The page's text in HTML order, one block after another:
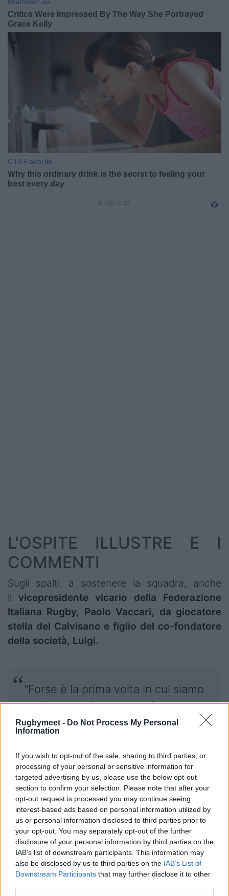
Rugbymeet - Do Not Process My Personal
Information
If you wish to opt-out of the sale, sharing to third parties, or
processing of your personal or sensitive information for
targeted advertising by us, please use the below opt-out
section to confirm your selection. Please note that after your
opt-out request is processed you may continue seeing
interest-based ads based on personal information utilized by
us or personal information disclosed to third parties prior to
your opt-out. You may separately opt-out of the further
disclosure of your personal information by third parties on the
IAB’s list of downstream participants. This information may
also be disclosed by us to third parties on the IAB’s List of
Downstream Participants that may further disclose it to other
L'OSPITE ILLUSTRE E I
COMMENTI
Sugli spalti, a sostenere la squadra, anche
il vicepresidente vicario della Federazione
Italiana Rugby, Paolo Vaccari, da giocatore
stella del Calvisano e figlio del co-fondatore
della società, Luigi.
"Forse è la prima volta in cui siamo
stati a lungo in svantaggio, questa
vittoria in rimonta può aiutarci
davvero a crescere" dice David
Dal Maso, uno degli allenatori. "Il
sostegno dei tifosi è stato
fondamentale – afferma l'altro
allenatore Mattia Zappalorto –
Soprattutto nel finale quando
vedere il San Michele pieno di
entusiasmo ci ha dato quello
stimolo in più per ribaltare la
situazione".